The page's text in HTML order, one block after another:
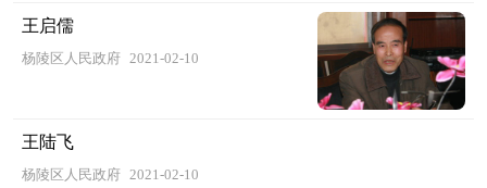
王启儒
杨陵区人民政府 2021-02-10
王陆飞
杨陵区人民政府 2021-02-10